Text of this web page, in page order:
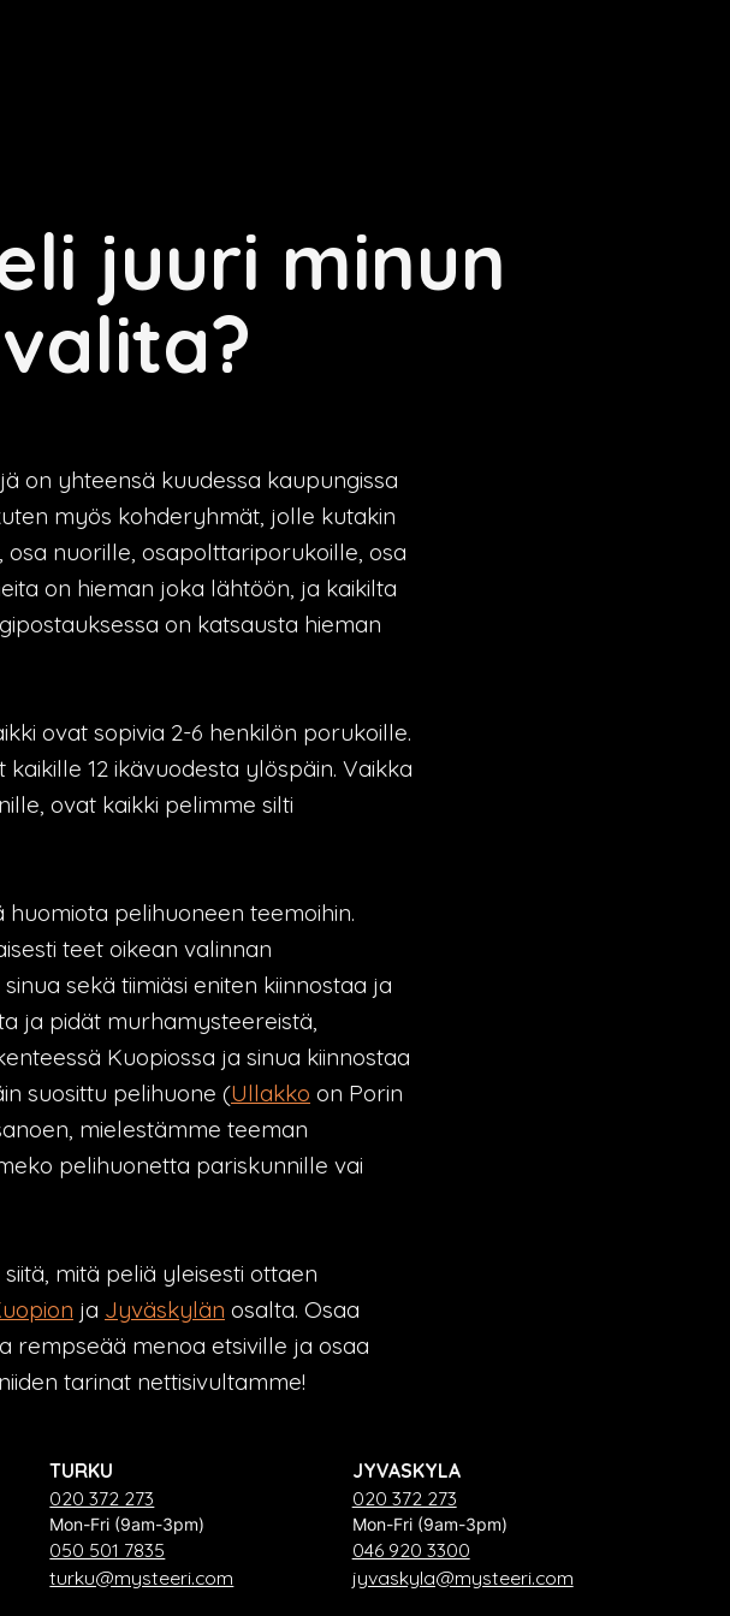
juuri minun
on yhteensä kuudessa kaupungissa
myös kohderyhmät, jolle kutakin
osa nuorille, osapolttariporukoille, osa
on hieman joka lähtöön, ja kaikilta
on katsausta hieman
ovat sopivia 2-6 henkilön porukoille.
12 ikävuodesta ylöspäin. Vaikka
ovat kaikki pelimme silti
pelihuoneen teemoihin.
teet oikean valinnan
sekä tiimiäsi eniten kiinnostaa ja
ja pidät murhamysteereistä,
Kuopiossa ja sinua kiinnostaa
suosittu pelihuone (Ullakko on Porin
mielestämme teeman
pelihuonetta pariskunnille vai
mitä peliä yleisesti ottaen
ja Jyväskylän osalta. Osaa
rempseää menoa etsiville ja osaa
tarinat nettisivultamme!
TURKU
020 372 273
Mon-Fri (9am-3pm)
050 501 7835
turku@mysteeri.com
JYVASKYLA
020 372 273
Mon-Fri (9am-3pm)
046 920 3300
jyvaskyla@mysteeri.com